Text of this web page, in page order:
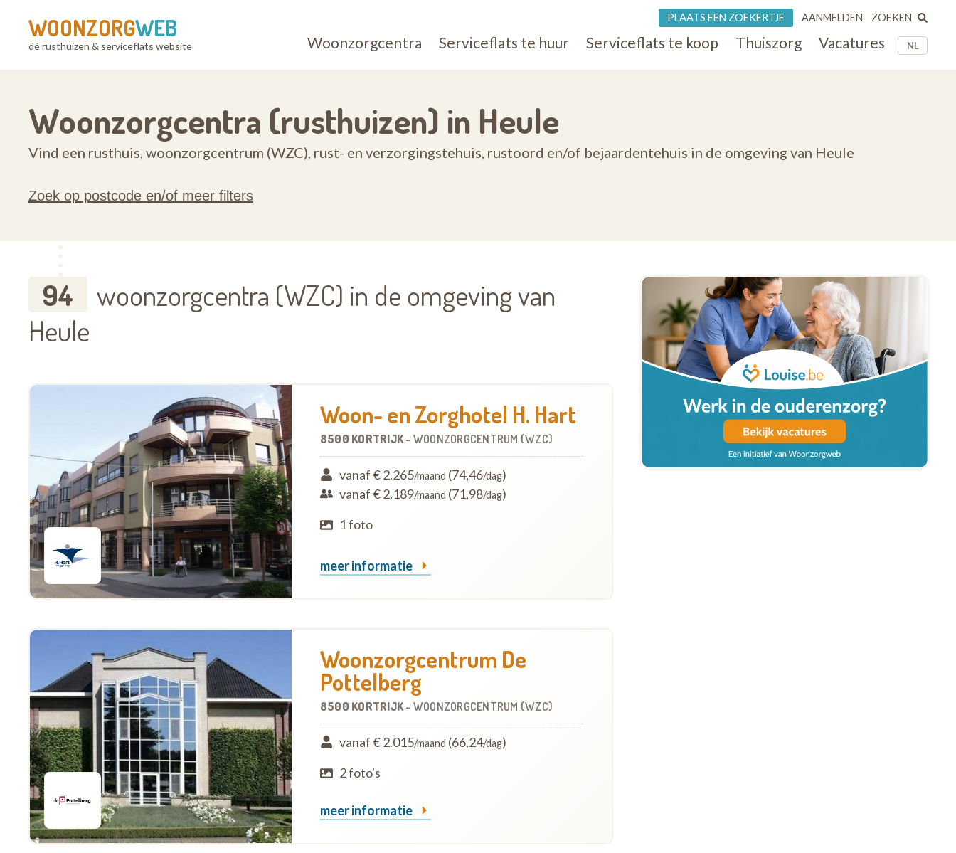
WOONZORGWEB
dé rusthuizen & serviceflats website NL
Woonzorgcentra Serviceflats te huur Serviceflats te koop Thuiszorg Vacatures
PLAATS EEN ZOEKERTJE AANMELDEN ZOEKEN
Woonzorgcentra (rusthuizen) in Heule
Vind een rusthuis, woonzorgcentrum (WZC), rust- en verzorgingstehuis, rustoord en/of bejaardentehuis in de omgeving van Heule
Zoek op postcode en/of meer filters
94
woonzorgcentra (WZC) in de omgeving van
Heule
Woon- en Zorghotel H. Hart
8500 KORTRIJK- WOONZORGCENTRUM (WZC)
vanaf € 2.265/maand (74,46/dag)
vanaf € 2.189/maand (71,98/dag)
1 foto
meer informatie
Woonzorgcentrum De
Pottelberg
8500 KORTRIJK- WOONZORGCENTRUM (WZC)
vanaf € 2.015/maand (66,24/dag)
2 foto's
meer informatie